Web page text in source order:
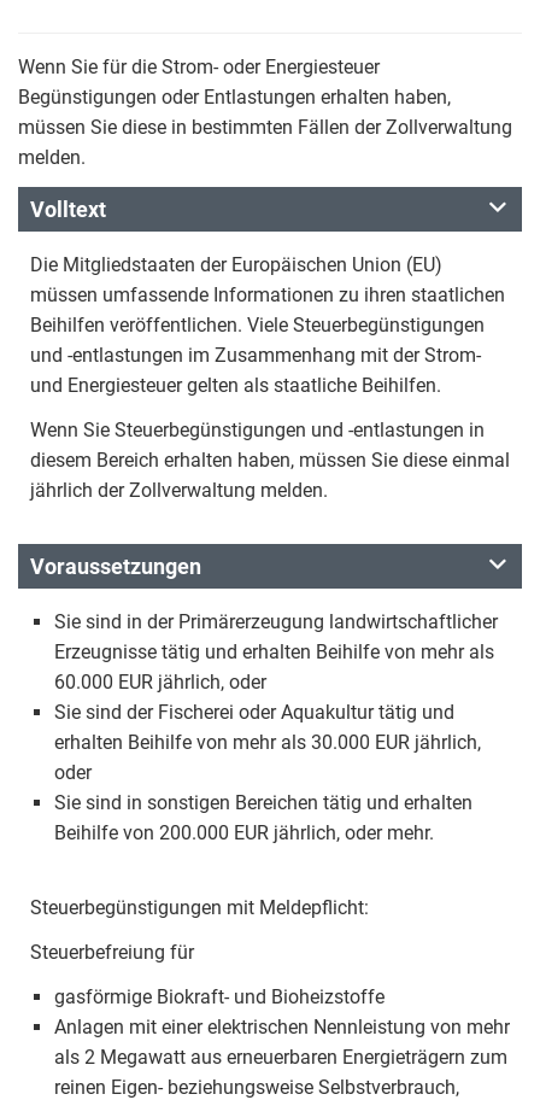
Wenn Sie für die Strom- oder Energiesteuer
Begünstigungen oder Entlastungen erhalten haben,
müssen Sie diese in bestimmten Fällen der Zollverwaltung
melden.
Volltext
Die Mitgliedstaaten der Europäischen Union (EU)
müssen umfassende Informationen zu ihren staatlichen
Beihilfen veröffentlichen. Viele Steuerbegünstigungen
und -entlastungen im Zusammenhang mit der Strom-
und Energiesteuer gelten als staatliche Beihilfen.
Wenn Sie Steuerbegünstigungen und -entlastungen in
diesem Bereich erhalten haben, müssen Sie diese einmal
jährlich der Zollverwaltung melden.
Voraussetzungen
Sie sind in der Primärerzeugung landwirtschaftlicher
Erzeugnisse tätig und erhalten Beihilfe von mehr als
60.000 EUR jährlich, oder
Sie sind der Fischerei oder Aquakultur tätig und
erhalten Beihilfe von mehr als 30.000 EUR jährlich,
oder
Sie sind in sonstigen Bereichen tätig und erhalten
Beihilfe von 200.000 EUR jährlich, oder mehr.
Steuerbegünstigungen mit Meldepflicht:
Steuerbefreiung für
gasförmige Biokraft- und Bioheizstoffe
Anlagen mit einer elektrischen Nennleistung von mehr
als 2 Megawatt aus erneuerbaren Energieträgern zum
reinen Eigen- beziehungsweise Selbstverbrauch,